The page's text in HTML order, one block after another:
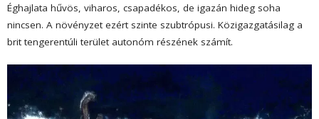
Éghajlata hűvös, viharos, csapadékos, de igazán hideg soha
nincsen. A növényzet ezért szinte szubtrópusi. Közigazgatásilag a
brit tengerentúli terület autonóm részének számít.